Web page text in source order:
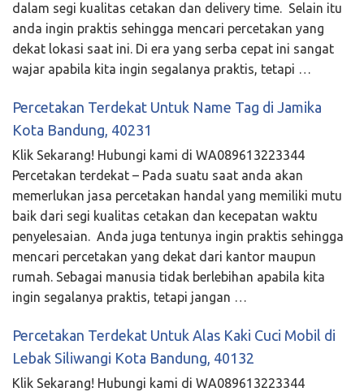
dalam segi kualitas cetakan dan delivery time. Selain itu
anda ingin praktis sehingga mencari percetakan yang
dekat lokasi saat ini. Di era yang serba cepat ini sangat
wajar apabila kita ingin segalanya praktis, tetapi …
Percetakan Terdekat Untuk Name Tag di Jamika
Kota Bandung, 40231
Klik Sekarang! Hubungi kami di WA089613223344
Percetakan terdekat – Pada suatu saat anda akan
memerlukan jasa percetakan handal yang memiliki mutu
baik dari segi kualitas cetakan dan kecepatan waktu
penyelesaian. Anda juga tentunya ingin praktis sehingga
mencari percetakan yang dekat dari kantor maupun
rumah. Sebagai manusia tidak berlebihan apabila kita
ingin segalanya praktis, tetapi jangan …
Percetakan Terdekat Untuk Alas Kaki Cuci Mobil di
Lebak Siliwangi Kota Bandung, 40132
Klik Sekarang! Hubungi kami di WA089613223344